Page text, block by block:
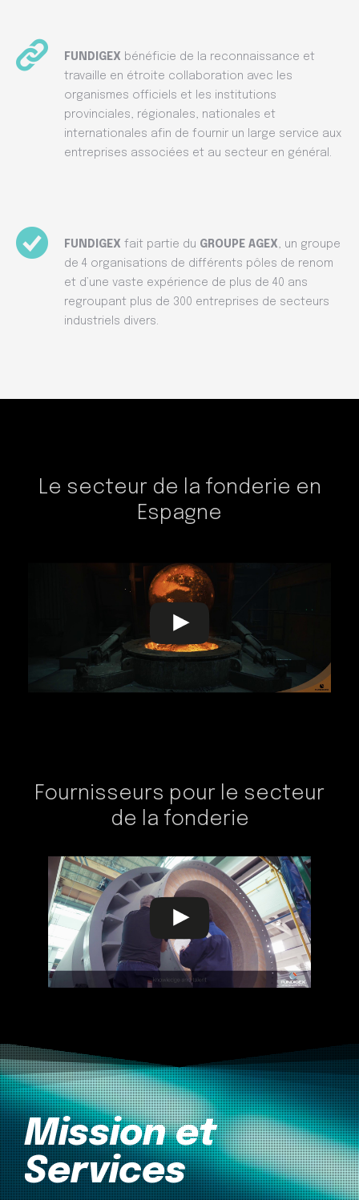
FUNDIGEX bénéficie de la reconnaissance et
travaille en étroite collaboration avec les
organismes officiels et les institutions
provinciales, régionales, nationales et
internationales afin de fournir un large service aux
entreprises associées et au secteur en général.
FUNDIGEX fait partie du GROUPE AGEX, un groupe
de 4 organisations de différents pôles de renom
et d’une vaste expérience de plus de 40 ans
regroupant plus de 300 entreprises de secteurs
industriels divers.
Le secteur de la fonderie en
Espagne
Fournisseurs pour le secteur
de la fonderie
Mission et
Services